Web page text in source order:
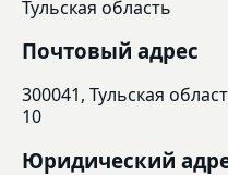
Тульская область
Почтовый адрес
300041, Тульская
10
Юридический